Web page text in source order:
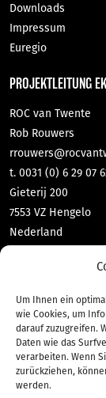
Um Ihnen ein
wie Cookies, um
darauf zuzugreifen.
Daten wie das
verarbeiten. Wenn
zurückziehen,
werden.
Downloads
Impressum
Euregio
PROJEKTLEITUNG
ROC van Twente
Rob Rouwers
t. 0031 (0) 6 29 07
Gieterij 200
7553 VZ Hengelo
Nederland
t. 0049 (0) 2551 70
Bahnhofstraße 35
48565 Steinfurt
Deutschland